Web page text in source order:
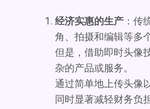
经济实惠的生产 ：传
角、拍摄和编辑等多
但是，借助即时头像
杂的产品或服务。
通过简单地上传头像
同时显著减轻财务负担